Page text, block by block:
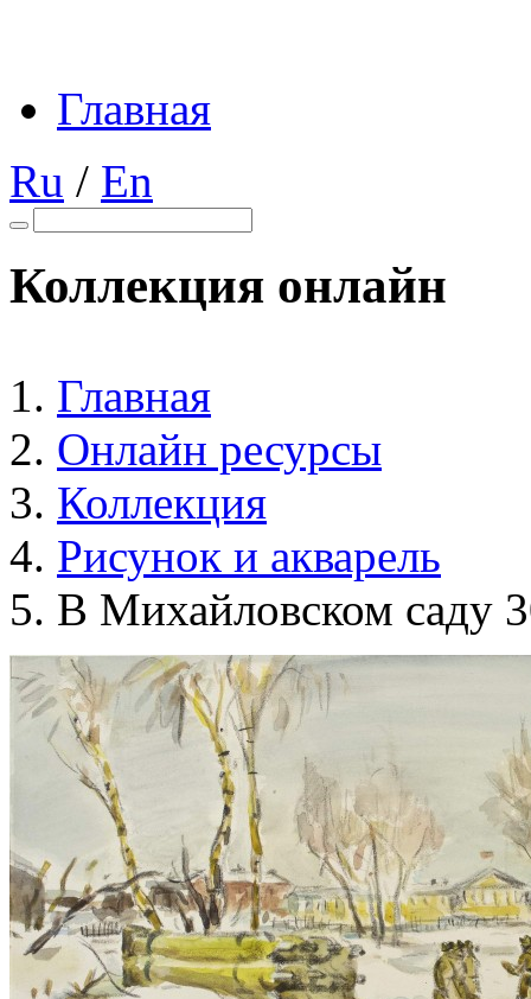
Главная
Ru / En
Коллекция онлайн
Главная
Онлайн ресурсы
Коллекция
Рисунок и акварель
В Михайловском саду